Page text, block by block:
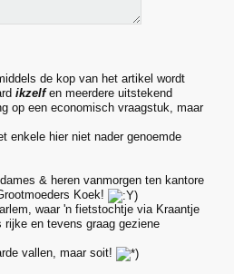
de kop van het artikel wordt
ikzelfen meerdere uitstekend
op een economisch vraagstuk, maar
enkele hier niet nader genoemde
& heren vanmorgen ten kantore
Koek!
waar 'n fietstochtje via Kraantje
rijke en tevens graag geziene
vallen, maar soit!